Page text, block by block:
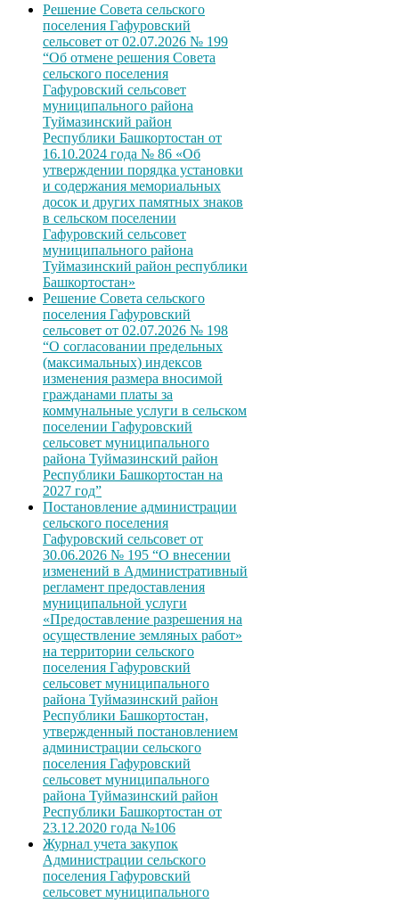
Решение Совета сельского
поселения Гафуровский
сельсовет от 02.07.2026 № 199
“Об отмене решения Совета
сельского поселения
Гафуровский сельсовет
муниципального района
Туймазинский район
Республики Башкортостан от
16.10.2024 года № 86 «Об
утверждении порядка установки
и содержания мемориальных
досок и других памятных знаков
в сельском поселении
Гафуровский сельсовет
муниципального района
Туймазинский район республики
Башкортостан»
Решение Совета сельского
поселения Гафуровский
сельсовет от 02.07.2026 № 198
“О согласовании предельных
(максимальных) индексов
изменения размера вносимой
гражданами платы за
коммунальные услуги в сельском
поселении Гафуровский
сельсовет муниципального
района Туймазинский район
Республики Башкортостан на
2027 год”
Постановление администрации
сельского поселения
Гафуровский сельсовет от
30.06.2026 № 195 “О внесении
изменений в Административный
регламент предоставления
муниципальной услуги
«Предоставление разрешения на
осуществление земляных работ»
на территории сельского
поселения Гафуровский
сельсовет муниципального
района Туймазинский район
Республики Башкортостан,
утвержденный постановлением
администрации сельского
поселения Гафуровский
сельсовет муниципального
района Туймазинский район
Республики Башкортостан от
23.12.2020 года №106
Журнал учета закупок
Администрации сельского
поселения Гафуровский
сельсовет муниципального